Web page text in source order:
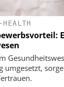
HEALTH
umgesetzt,